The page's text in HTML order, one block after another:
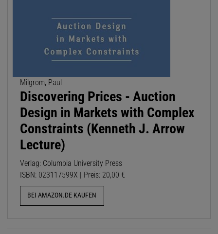
Milgrom, Paul
Discovering Prices - Auction
Design in Markets with Complex
Constraints (Kenneth J. Arrow
Lecture)
Verlag: Columbia University Press
ISBN: 023117599X | Preis: 20,00 €
BEI AMAZON.DE KAUFEN